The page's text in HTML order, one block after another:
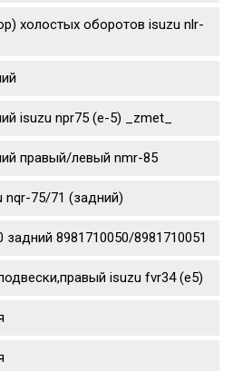
холостых оборотов isuzu nlr-
isuzu npr75 (е-5) _zmet_
правый/левый nmr-85
nqr-75/71 (задний)
задний 8981710050/8981710051
isuzu fvr34 (e5)